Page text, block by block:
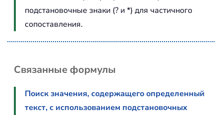
подстановочные знаки (? и *) для частичного
сопоставления.
Связанные формулы
Поиск значения, содержащего определенный
текст, с использованием подстановочных